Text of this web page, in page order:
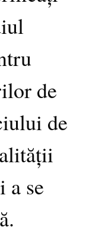
de
de
a se